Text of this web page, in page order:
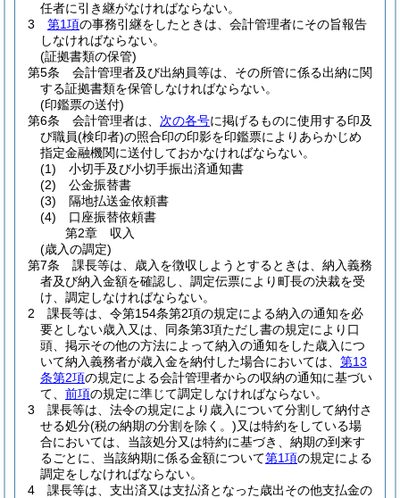
任者に引き継がなければならない。
3
第1項の事務引継をしたときは、会計管理者にその旨報告
しなければならない。
(証拠書類の保管)
第5条
会計管理者及び出納員等は、その所管に係る出納に関
する証拠書類を保管しなければならない。
(印鑑票の送付)
第6条
会計管理者は、 次の各号に掲げるものに使用する印及
び職員(検印者)の照合印の印影を印鑑票によりあらかじめ
指定金融機関に送付しておかなければならない。
(1)
小切手及び小切手振出済通知書
(2)
公金振替書
(3)
隔地払送金依頼書
(4)
口座振替依頼書
第2章
収入
(歳入の調定)
第7条
課長等は、歳入を徴収しようとするときは、納入義務
者及び納入金額を確認し、調定伝票により町長の決裁を受
け、調定しなければならない。
2
課長等は、令第154条第2項の規定による納入の通知を必
要としない歳入又は、同条第3項ただし書の規定により口
頭、掲示その他の方法によって納入の通知をした歳入につ
いて納入義務者が歳入金を納付した場合においては、 第13
条第2項の規定による会計管理者からの収納の通知に基づい
て、 前項の規定に準じて調定しなければならない。
3
課長等は、法令の規定により歳入について分割して納付さ
せる処分(税の納期の分割を除く。)又は特約をしている場
合においては、当該処分又は特約に基づき、納期の到来す
るごとに、当該納期に係る金額について第1項の規定による
調定をしなければならない。
4
課長等は、支出済又は支払済となった歳出その他支払金の